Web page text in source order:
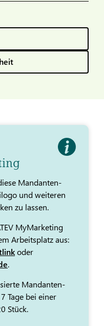
Mandanten-
und weiteren
zu lassen.
MyMarketing
Arbeitsplatz aus:
oder
.
Mandanten-
Tage bei einer
Stück.